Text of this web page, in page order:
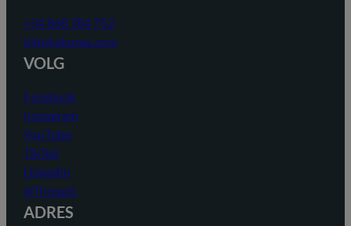
+34 868 784 752
info@akunas.com
VOLG
Facebook
Instagram
YouTube
TikTok
LinkedIn
@Threads
ADRES